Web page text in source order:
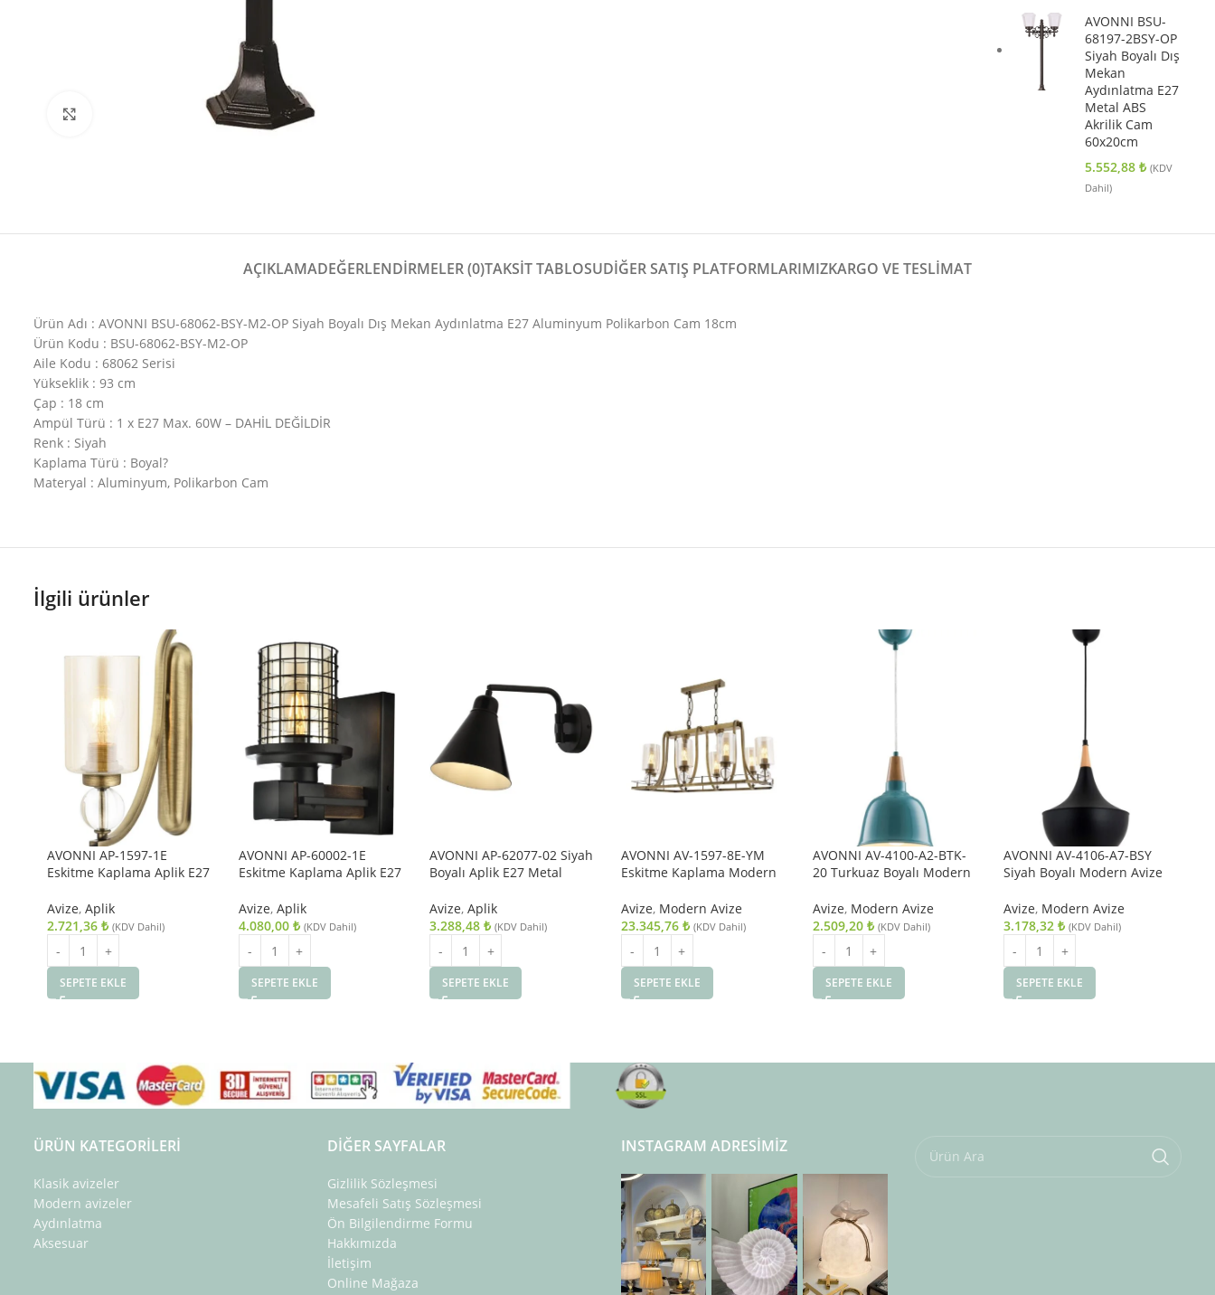
Büyütmek için tıklayın
AVONNI BSU-
68197-2BSY-OP
Siyah Boyalı Dış
Mekan
Aydınlatma E27
Metal ABS
Akrilik Cam
60x20cm
5.552,88₺ (KDV
Dahil)
AÇIKLAMADEĞERLENDIRMELER (0)TAKSİT TABLOSUDIĞER SATIŞ PLATFORMLARIMIZKARGO VE TESLIMAT
Ürün Adı : AVONNI BSU-68062-BSY-M2-OP Siyah Boyalı Dış Mekan Aydınlatma E27 Aluminyum Polikarbon Cam 18cm
Ürün Kodu : BSU-68062-BSY-M2-OP
Aile Kodu : 68062 Serisi
Yükseklik : 93 cm
Çap : 18 cm
Ampül Türü : 1 x E27 Max. 60W – DAHİL DEĞİLDİR
Renk : Siyah
Kaplama Türü : Boyal?
Materyal : Aluminyum, Polikarbon Cam
İlgili ürünler
AVONNI AP-1597-1E
Eskitme Kaplama Aplik E27
Avize, Aplik
2.721,36 ₺ (KDV Dahil)
SEPETE EKLE
AVONNI AP-60002-1E
Eskitme Kaplama Aplik E27
Avize, Aplik
4.080,00 ₺ (KDV Dahil)
SEPETE EKLE
AVONNI AP-62077-02 Siyah
Boyalı Aplik E27 Metal
Avize, Aplik
3.288,48₺ (KDV Dahil)
SEPETE EKLE
AVONNI AV-1597-8E-YM
Eskitme Kaplama Modern
89x50cm
Avize, Modern Avize
23.345,76 ₺ (KDV Dahil)
SEPETE EKLE
AVONNI AV-4100-A2-BTK-
20 Turkuaz Boyalı Modern
20cm
Avize, Modern Avize
2.509,20 ₺ (KDV Dahil)
SEPETE EKLE
AVONNI AV-4106-A7-BSY
Siyah Boyalı Modern Avize
Avize, Modern Avize
3.178,32₺ (KDV Dahil)
SEPETE EKLE
ÜRÜN KATEGORILERI
Klasik avizeler
Modern avizeler
Aydınlatma
Aksesuar
DIĞER SAYFALAR
Gizlilik Sözleşmesi
Mesafeli Satış Sözleşmesi
Ön Bilgilendirme Formu
Hakkımızda
İletişim
Online Mağaza
INSTAGRAM ADRESIMIZ